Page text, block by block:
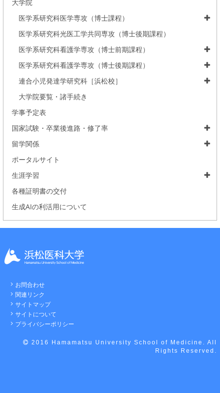
大学院
医学系研究科医学専攻（博士課程）
医学系研究科光医工学共同専攻（博士後期課程）
医学系研究科看護学専攻（博士前期課程）
医学系研究科看護学専攻（博士後期課程）
連合小児発達学研究科［浜松校］
大学院要覧・諸手続き
学事予定表
国家試験・卒業後進路・修了率
留学関係
ポータルサイト
生涯学習
各種証明書の交付
生成AIの利活用について
お問合わせ
関連リンク
サイトマップ
サイトについて
プライバシーポリシー
2016 Hamamatsu University School of Medicine. All
Rights Reserved.